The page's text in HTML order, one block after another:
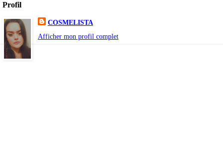
Profil
COSMELISTA
Afficher mon profil complet